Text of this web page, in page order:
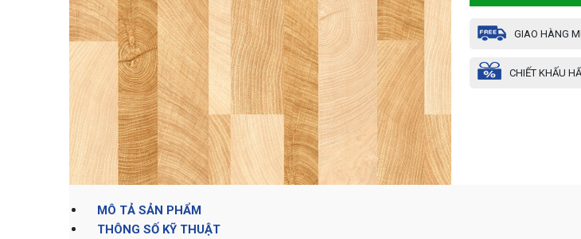
GIAO HÀNG
CHIẾT KHẤU
MÔ TẢ SẢN PHẨM
THÔNG SỐ KỸ THUẬT